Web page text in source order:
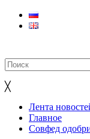
╳
Лента
Главное
Совфед